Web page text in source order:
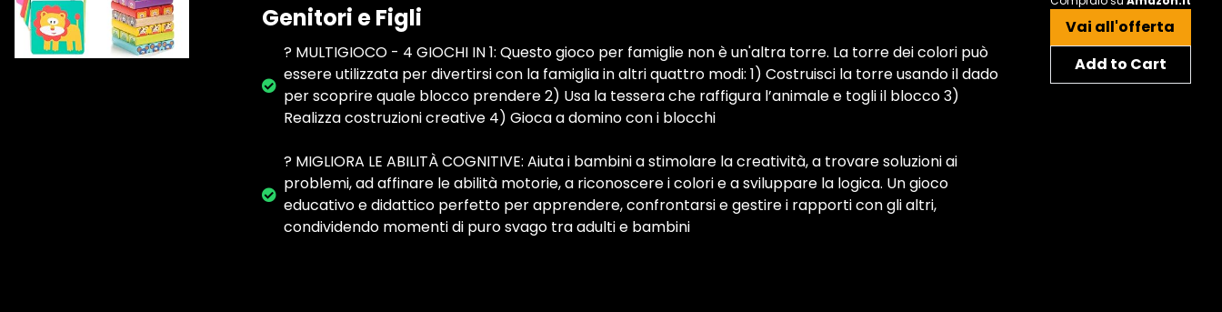
Genitori e Figli
? MULTIGIOCO - 4 GIOCHI IN 1: Questo gioco per famiglie non è un'altra torre. La torre dei colori può
essere utilizzata per divertirsi con la famiglia in altri quattro modi: 1) Costruisci la torre usando il dado
per scoprire quale blocco prendere 2) Usa la tessera che raffigura l’animale e togli il blocco 3)
Realizza costruzioni creative 4) Gioca a domino con i blocchi
? MIGLIORA LE ABILITÀ COGNITIVE: Aiuta i bambini a stimolare la creatività, a trovare soluzioni ai
problemi, ad affinare le abilità motorie, a riconoscere i colori e a sviluppare la logica. Un gioco
educativo e didattico perfetto per apprendere, confrontarsi e gestire i rapporti con gli altri,
condividendo momenti di puro svago tra adulti e bambini
Vai all'offerta
Add to Cart